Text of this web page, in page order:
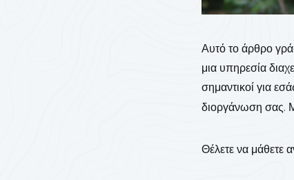
Αυτό το άρθρο
μια υπηρεσία
σημαντικοί για
διοργάνωση σας.
Θέλετε να μάθετε